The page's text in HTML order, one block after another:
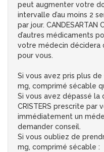
peut augmenter votre
intervalle d’au moins 2
par jour.
d’autres médicaments
votre médecin décidera
pour vous.
Si vous avez pris plus de
mg, comprimé sécable
Si vous avez dépassé la
CRISTERS prescrite
immédiatement un
demander conseil.
Si vous oubliez de
mg, comprimé sécable :